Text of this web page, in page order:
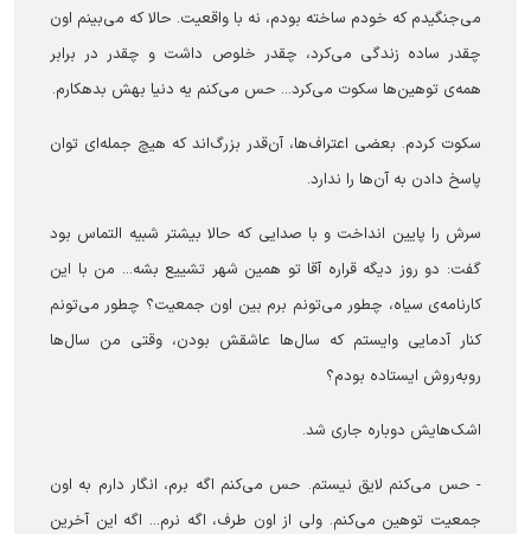
می‌جنگیدم که خودم ساخته بودم، نه با واقعیت. حالا که می‌بینم اون
چقدر ساده زندگی می‌کرد، چقدر خلوص داشت و چقدر در برابر
همه‌ی توهین‌ها سکوت می‌کرد... حس می‌کنم یه دنیا بهش بدهکارم.
سکوت کردم. بعضی اعتراف‌ها، آن‌قدر بزرگ‌اند که هیچ جمله‌ای توان
پاسخ دادن به آن‌ها را ندارد.
سرش را پایین انداخت و با صدایی که حالا بیشتر شبیه التماس بود
گفت: دو روز دیگه قراره آقا تو همین شهر تشییع بشه... من با این
کارنامه‌ی سیاه، چطور می‌تونم برم بین اون جمعیت؟ چطور می‌تونم
کنار آدمایی وایستم که سال‌ها عاشقش بودن، وقتی من سال‌ها
روبه‌روش ایستاده بودم؟
اشک‌هایش دوباره جاری شد.
- حس می‌کنم لایق نیستم. حس می‌کنم اگه برم، انگار دارم به اون
جمعیت توهین می‌کنم. ولی از اون طرف، اگه نرم... اگه این آخرین